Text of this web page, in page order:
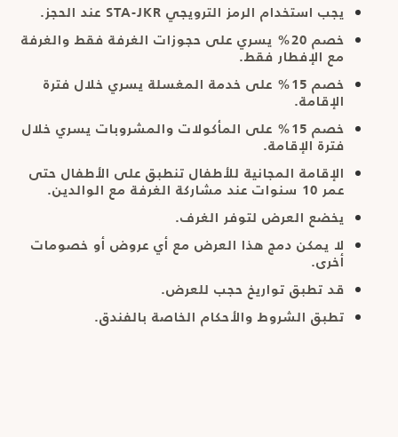
يجب استخدام الرمز الترويجي STA-JKR عند الحجز.
خصم 20% يسري على حجوزات الغرفة فقط والغرفة
مع الإفطار فقط.
خصم 15% على خدمة المغسلة يسري خلال فترة
الإقامة.
خصم 15% على المأكولات والمشروبات يسري خلال
فترة الإقامة.
الإقامة المجانية للأطفال تنطبق على الأطفال حتى
عمر 10 سنوات عند مشاركة الغرفة مع الوالدين.
يخضع العرض لتوفر الغرف.
لا يمكن دمج هذا العرض مع أي عروض أو خصومات
أخرى.
قد تطبق تواريخ حجب للعرض.
تطبق الشروط والأحكام الخاصة بالفندق.